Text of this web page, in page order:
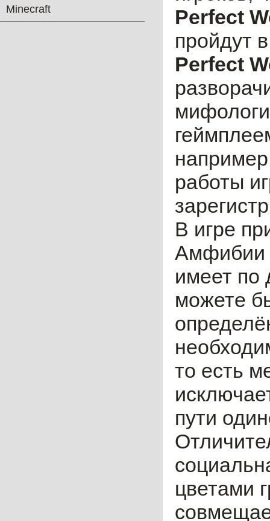
Minecraft
Perfect
пройдут
Perfect
работы
В игре
Амфибии
имеет по
можете
то есть
пути
цветами